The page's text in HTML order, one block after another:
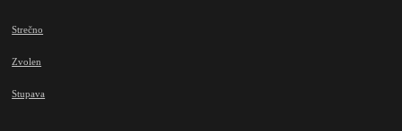
Strečno
Zvolen
Stupava